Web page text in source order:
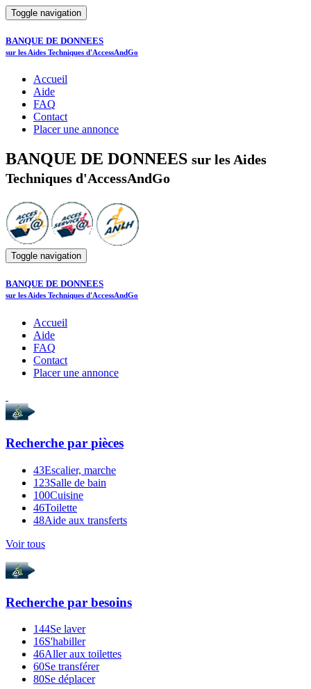
Toggle navigation
BANQUE DE DONNEES
sur les Aides Techniques d'AccessAndGo
Accueil
Aide
FAQ
Contact
Placer une annonce
BANQUE DE DONNEES sur les Aides
Techniques d'AccessAndGo
Toggle navigation
BANQUE DE DONNEES
sur les Aides Techniques d'AccessAndGo
Accueil
Aide
FAQ
Contact
Placer une annonce
Recherche par pièces
43Escalier, marche
123Salle de bain
100Cuisine
46Toilette
48Aide aux transferts
Voir tous
Recherche par besoins
144Se laver
16S'habiller
46Aller aux toilettes
60Se transférer
80Se déplacer